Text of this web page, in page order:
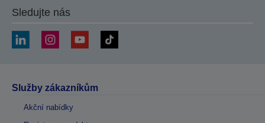
Sledujte nás
Služby zákazníkům
Akční nabídky